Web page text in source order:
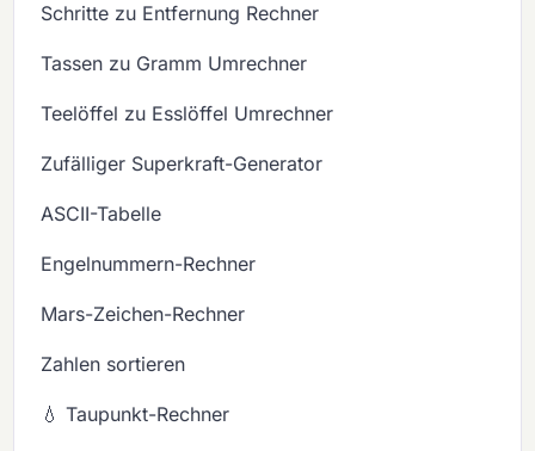
Schritte zu Entfernung Rechner
Tassen zu Gramm Umrechner
Teelöffel zu Esslöffel Umrechner
Zufälliger Superkraft-Generator
ASCII-Tabelle
Engelnummern-Rechner
Mars-Zeichen-Rechner
Zahlen sortieren
💧 Taupunkt-Rechner